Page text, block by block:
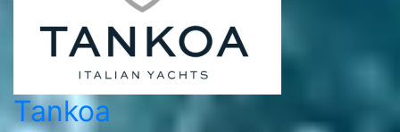
Tankoa